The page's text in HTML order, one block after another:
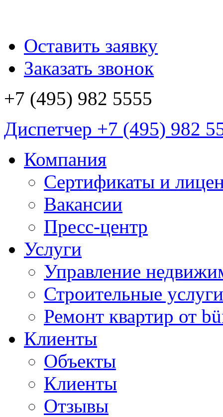
Оставить заявку
Заказать звонок
+7 (495) 982 5555
Диспетчер +7 (495) 982
Компания
Сертификаты и
Вакансии
Пресс-центр
Услуги
Управление
Строительные услуги
Ремонт квартир от
Клиенты
Объекты
Клиенты
Отзывы